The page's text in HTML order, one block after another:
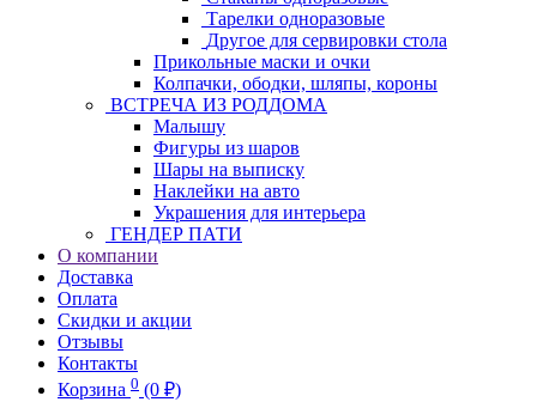
Тарелки одноразовые
Другое для сервировки стола
Прикольные маски и очки
Колпачки, ободки, шляпы, короны
ВСТРЕЧА ИЗ РОДДОМА
Малышу
Фигуры из шаров
Шары на выписку
Наклейки на авто
Украшения для интерьера
ГЕНДЕР ПАТИ
О компании
Доставка
Оплата
Скидки и акции
Отзывы
Контакты
Корзина 0 (0 ₽)